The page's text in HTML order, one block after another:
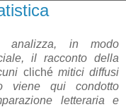
analizza, in modo
il racconto della
clichémitici diffusi
viene qui condotto
letteraria e